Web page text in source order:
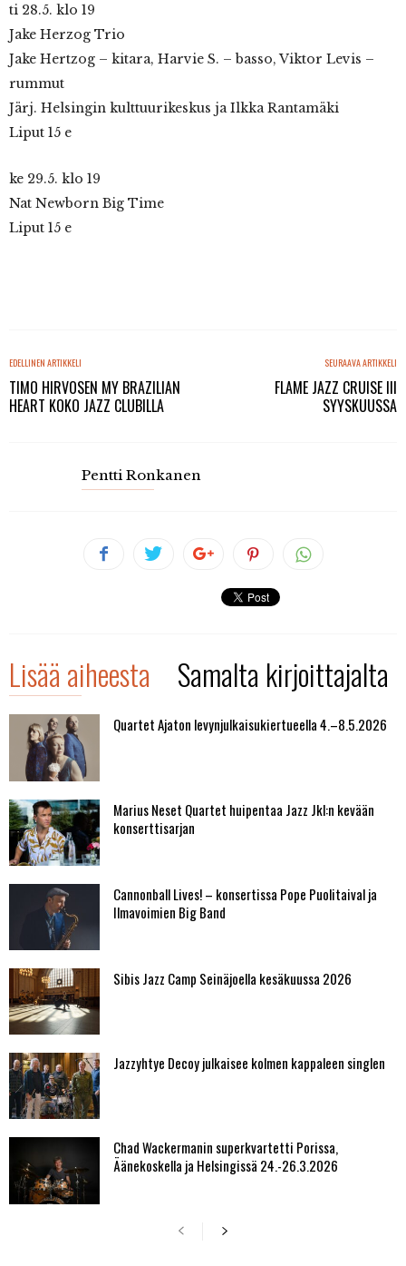
ti 28.5. klo 19
Jake Herzog Trio
Jake Hertzog – kitara, Harvie S. – basso, Viktor Levis –
rummut
Järj. Helsingin kulttuurikeskus ja Ilkka Rantamäki
Liput 15 e
ke 29.5. klo 19
Nat Newborn Big Time
Liput 15 e
EDELLINEN ARTIKKELI
TIMO HIRVOSEN MY BRAZILIAN
HEART KOKO JAZZ CLUBILLA
SEURAAVA ARTIKKELI
FLAME JAZZ CRUISE III
SYYSKUUSSA
Pentti Ronkanen
Lisää aiheesta Samalta kirjoittajalta
Quartet Ajaton levynjulkaisukiertueella 4.–8.5.2026
Marius Neset Quartet huipentaa Jazz Jkl:n kevään
konserttisarjan
Cannonball Lives! – konsertissa Pope Puolitaival ja
Ilmavoimien Big Band
Sibis Jazz Camp Seinäjoella kesäkuussa 2026
Jazzyhtye Decoy julkaisee kolmen kappaleen singlen
Chad Wackermanin superkvartetti Porissa,
Äänekoskella ja Helsingissä 24.-26.3.2026